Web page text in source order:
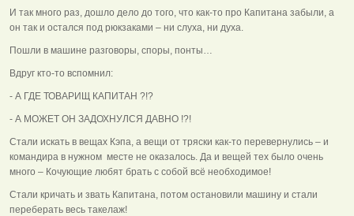
И так много раз, дошло дело до того, что как-то про Капитана забыли, а
он так и остался под рюкзаками – ни слуха, ни духа.
Пошли в машине разговоры, споры, понты…
Вдруг кто-то вспомнил:
- А ГДЕ ТОВАРИЩ КАПИТАН ?!?
- А МОЖЕТ ОН ЗАДОХНУЛСЯ ДАВНО !?!
Стали искать в вещах Кэпа, а вещи от тряски как-то перевернулись – и
командира в нужном месте не оказалось. Да и вещей тех было очень
много – Кочующие любят брать с собой всё необходимое!
Стали кричать и звать Капитана, потом остановили машину и стали
переберать весь такелаж!